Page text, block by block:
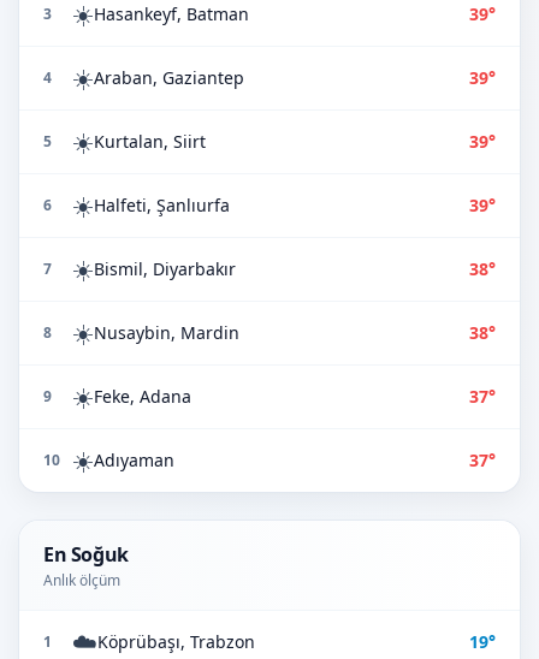
3 ☀️Hasankeyf, Batman 39°
4 ☀️Araban, Gaziantep 39°
5 ☀️Kurtalan, Siirt 39°
6 ☀️Halfeti, Şanlıurfa 39°
7 ☀️Bismil, Diyarbakır 38°
8 ☀️Nusaybin, Mardin 38°
9 ☀️Feke, Adana 37°
10 ☀️Adıyaman 37°
En Soğuk
Anlık ölçüm
1 ☁️Köprübaşı, Trabzon 19°